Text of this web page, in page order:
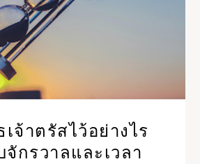
จ้าตรัสไว้อย่างไร
จักรวาลและเวลา